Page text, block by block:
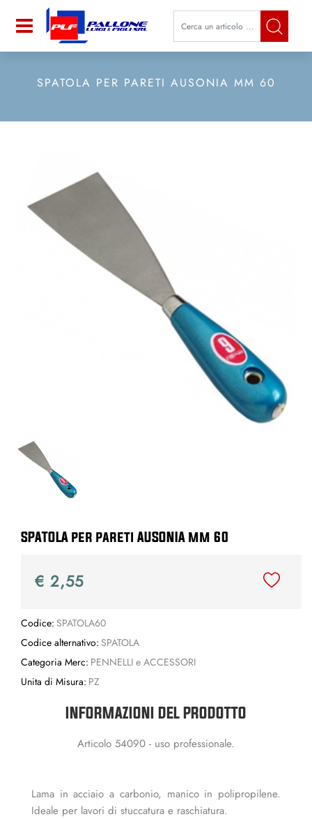
Open La modifica di un filtro
SPATOLA PER PARETI AUSONIA MM 60
SPATOLA per pareti AUSONIA mm 60
€ 2,55
Codice: SPATOLA60
Codice alternativo: SPATOLA
Categoria Merc: PENNELLI e ACCESSORI
Unita di Misura: PZ
INFORMAZIONI DEL PRODOTTO
Articolo 54090 - uso professionale.
Lama in acciaio a carbonio, manico in polipropilene.
Ideale per lavori di stuccatura e raschiatura.